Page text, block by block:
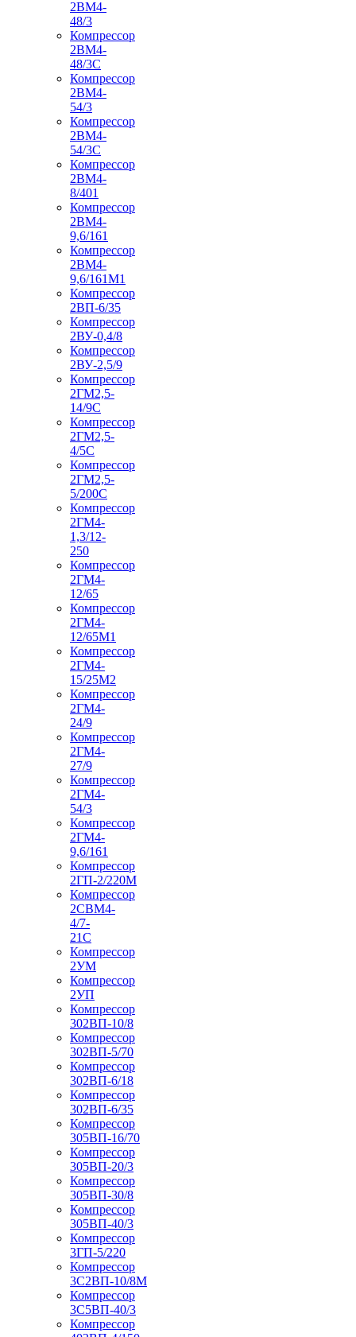
2ВМ4-
48/3
Компрессор
2ВМ4-
48/3С
Компрессор
2ВМ4-
54/3
Компрессор
2ВМ4-
54/3С
Компрессор
2ВМ4-
8/401
Компрессор
2ВМ4-
9,6/161
Компрессор
2ВМ4-
9,6/161М1
Компрессор
2ВП-6/35
Компрессор
2ВУ-0,4/8
Компрессор
2ВУ-2,5/9
Компрессор
2ГМ2,5-
14/9С
Компрессор
2ГМ2,5-
4/5С
Компрессор
2ГМ2,5-
5/200С
Компрессор
2ГМ4-
1,3/12-
250
Компрессор
2ГМ4-
12/65
Компрессор
2ГМ4-
12/65М1
Компрессор
2ГМ4-
15/25М2
Компрессор
2ГМ4-
24/9
Компрессор
2ГМ4-
27/9
Компрессор
2ГМ4-
54/3
Компрессор
2ГМ4-
9,6/161
Компрессор
2ГП-2/220М
Компрессор
2СВМ4-
4/7-
21С
Компрессор
2УМ
Компрессор
2УП
Компрессор
302ВП-10/8
Компрессор
302ВП-5/70
Компрессор
302ВП-6/18
Компрессор
302ВП-6/35
Компрессор
305ВП-16/70
Компрессор
305ВП-20/3
Компрессор
305ВП-30/8
Компрессор
305ВП-40/3
Компрессор
3ГП-5/220
Компрессор
3С2ВП-10/8М
Компрессор
3С5ВП-40/3
Компрессор